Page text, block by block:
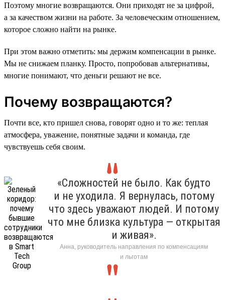
Поэтому многие возвращаются. Они приходят не за цифрой,
а за качеством жизни на работе. За человеческим отношением,
которое сложно найти на рынке.
При этом важно отметить: мы держим компенсации в рынке.
Мы не снижаем планку. Просто, попробовав альтернативы,
многие понимают, что деньги решают не все.
Почему возвращаются?
Почти все, кто пришел снова, говорят одно и то же: теплая
атмосфера, уважение, понятные задачи и команда, где
чувствуешь себя своим.
«Сложностей не было. Как будто
и не уходила. Я вернулась, потому
что здесь уважают людей. И потому
что мне близка культура — открытая
и живая».
Анна, руководитель направления по компенсациям
и льготам